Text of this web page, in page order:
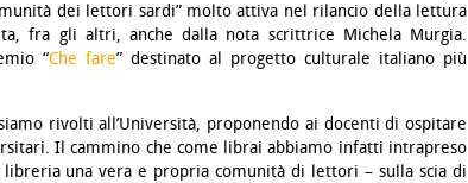
dei lettori sardi” molto attiva nel rilancio della lettura
fra gli altri, anche dalla nota scrittrice Michela Murgia.
“Che fare” destinato al progetto culturale italiano più
rivolti all’Università, proponendo ai docenti di ospitare
Il cammino che come librai abbiamo infatti intrapreso
una vera e propria comunità di lettori – sulla scia di